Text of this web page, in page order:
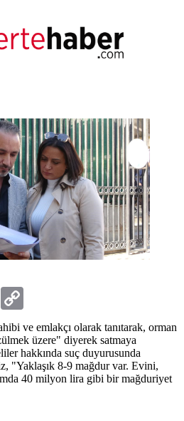
LinkedIn
ve emlakçı olarak tanıtarak, orman
üzere" diyerek satmaya
hakkında suç duyurusunda
"Yaklaşık 8-9 mağdur var. Evini,
40 milyon lira gibi bir mağduriyet